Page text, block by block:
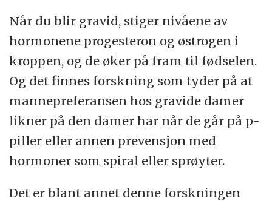
Når du blir gravid, stiger nivåene av
hormonene progesteron og østrogen i
kroppen, og de øker på fram til fødselen.
Og det finnes forskning som tyder på at
mannepreferansen hos gravide damer
likner på den damer har når de går på p-
piller eller annen prevensjon med
hormoner som spiral eller sprøyter.
Det er blant annet denne forskningen